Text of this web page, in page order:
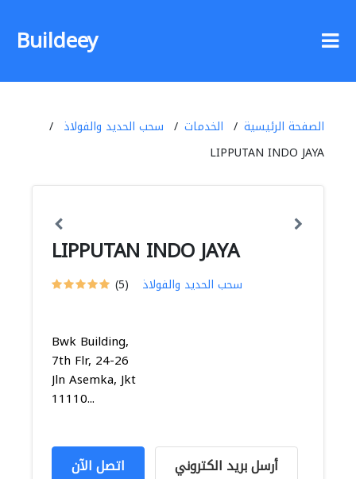
Buildeey
الصفحة الرئيسية الخدمات
سحب الحديد والفولاذ
LIPPUTAN INDO JAYA
LIPPUTAN INDO JAYA
(5) سحب الحديد والفولاذ
Bwk Building,
7th Flr, 24-26
Jln Asemka, Jkt
11110...
اتصل الآن أرسل بريد الكتروني